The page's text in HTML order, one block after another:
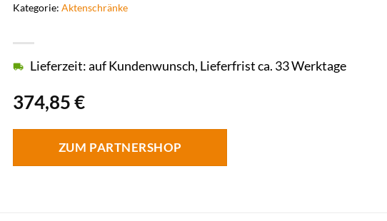
374,85€
Lieferzeit: auf Kundenwunsch, Lieferfrist ca. 33 Werktage
ZUM PARTNERSHOP
Kategorie:Aktenschränke